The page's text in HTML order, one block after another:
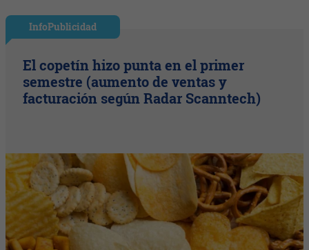
InfoPublicidad
El copetín hizo punta en el primer
semestre (aumento de ventas y
facturación según Radar Scanntech)